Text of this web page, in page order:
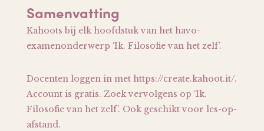
Samenvatting
Kahoots bij elk hoofdstuk van het havo-
examenonderwerp ‘Ik. Filosofie van het zelf’.
Docenten loggen in met https://create.kahoot.it/.
Account is gratis. Zoek vervolgens op ‘Ik.
Filosofie van het zelf’. Ook geschikt voor les-op-
afstand.